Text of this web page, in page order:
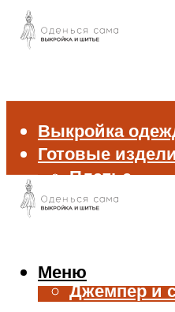
Выкройка
Готовые
Платье
Брюки
Жилет
Джемпер и
Меню